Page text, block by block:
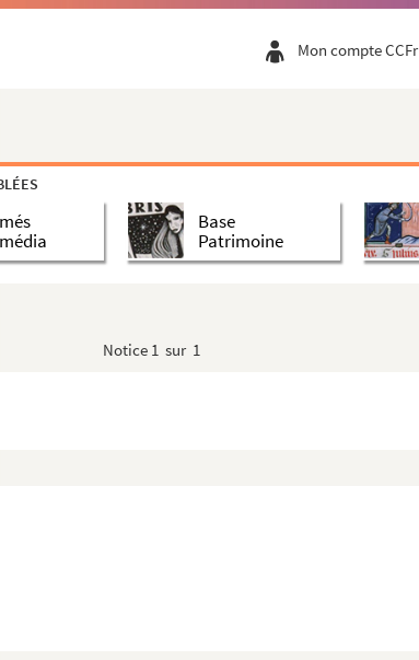
Mon compte CCFr
Base
Patrimoine
Notice 1 sur 1
Félicité
de)
(Baron de)